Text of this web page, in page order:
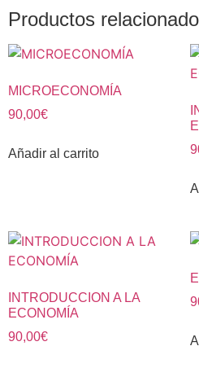
Productos
MICROECONOMÍA
90,00€
Añadir al carrito
INTRODUCCION A LA
ECONOMÍA
90,00€